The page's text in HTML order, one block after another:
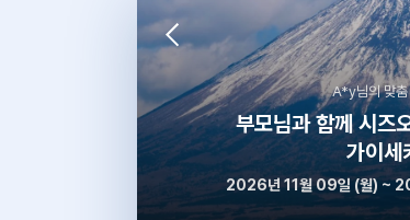
A*y님의 맞
부모님과 함께 시즈
가이세
2026년 11월 09일 (월) ~